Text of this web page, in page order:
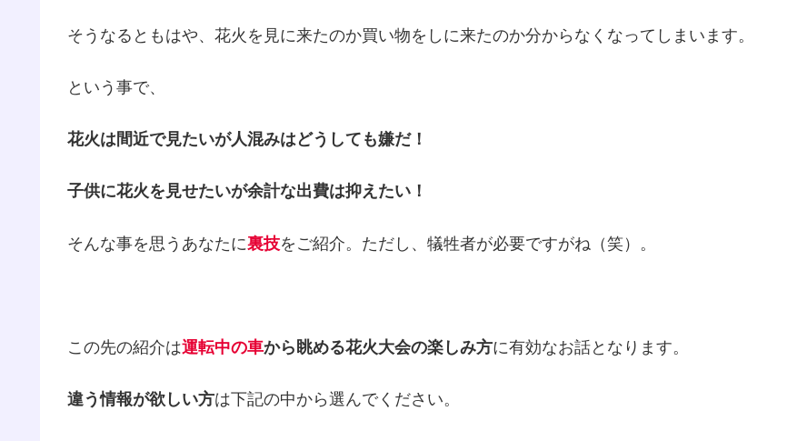
そうなるともはや、花火を見に来たのか買い物をしに来たのか分からなくなってしまいます。
という事で、
花火は間近で見たいが人混みはどうしても嫌だ！
子供に花火を見せたいが余計な出費は抑えたい！
そんな事を思うあなたに裏技をご紹介。ただし、犠牲者が必要ですがね（笑）。
この先の紹介は運転中の車から眺める花火大会の楽しみ方に有効なお話となります。
違う情報が欲しい方は下記の中から選んでください。